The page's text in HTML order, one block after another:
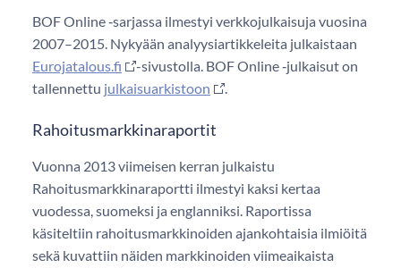
BOF Online ‑sarjassa ilmestyi verkkojulkaisuja vuosina
2007–2015. Nykyään analyysiartikkeleita julkaistaan
Eurojatalous.fi
-sivustolla. BOF Online ‑julkaisut on
tallennettu julkaisuarkistoon .
Rahoitusmarkkinaraportit
Vuonna 2013 viimeisen kerran julkaistu
Rahoitusmarkkinaraportti ilmestyi kaksi kertaa
vuodessa, suomeksi ja englanniksi. Raportissa
käsiteltiin rahoitusmarkkinoiden ajankohtaisia ilmiöitä
sekä kuvattiin näiden markkinoiden viimeaikaista